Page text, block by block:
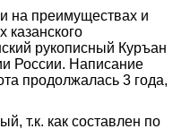
на преимуществах и
казанского
рукописный Куръан
России. Написание
продолжалась 3 года,
т.к. как составлен по